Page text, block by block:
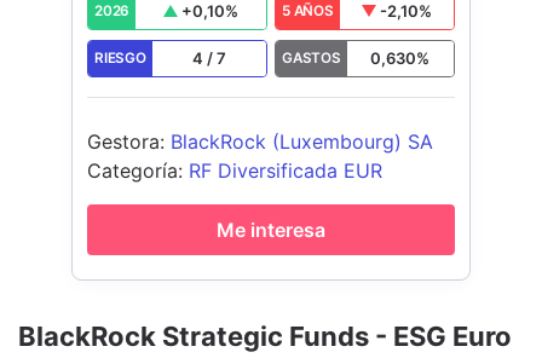
BlackRock Strategic Funds - ESG Euro
2026 +0,10% 5 AÑOS -2,10%
RIESGO 4 /7 GASTOS 0,630%
Gestora: BlackRock (Luxembourg) SA
Categoría: RF Diversificada EUR
Me interesa